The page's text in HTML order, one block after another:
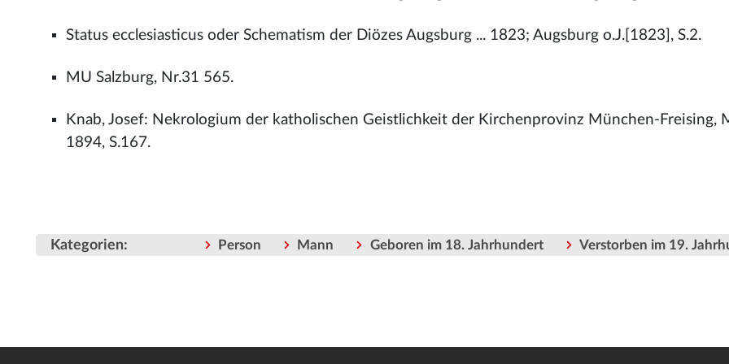
Status ecclesiasticus oder Schematism der Diözes Augsburg ... 1823; Augsburg o.J.[1823], S.2.
MU Salzburg, Nr.31 565.
Knab, Josef: Nekrologium der katholischen Geistlichkeit der Kirchenprovinz München-Freising,
1894, S.167.
Kategorien: Person Mann Geboren im 18. Jahrhundert Verstorben im 19.